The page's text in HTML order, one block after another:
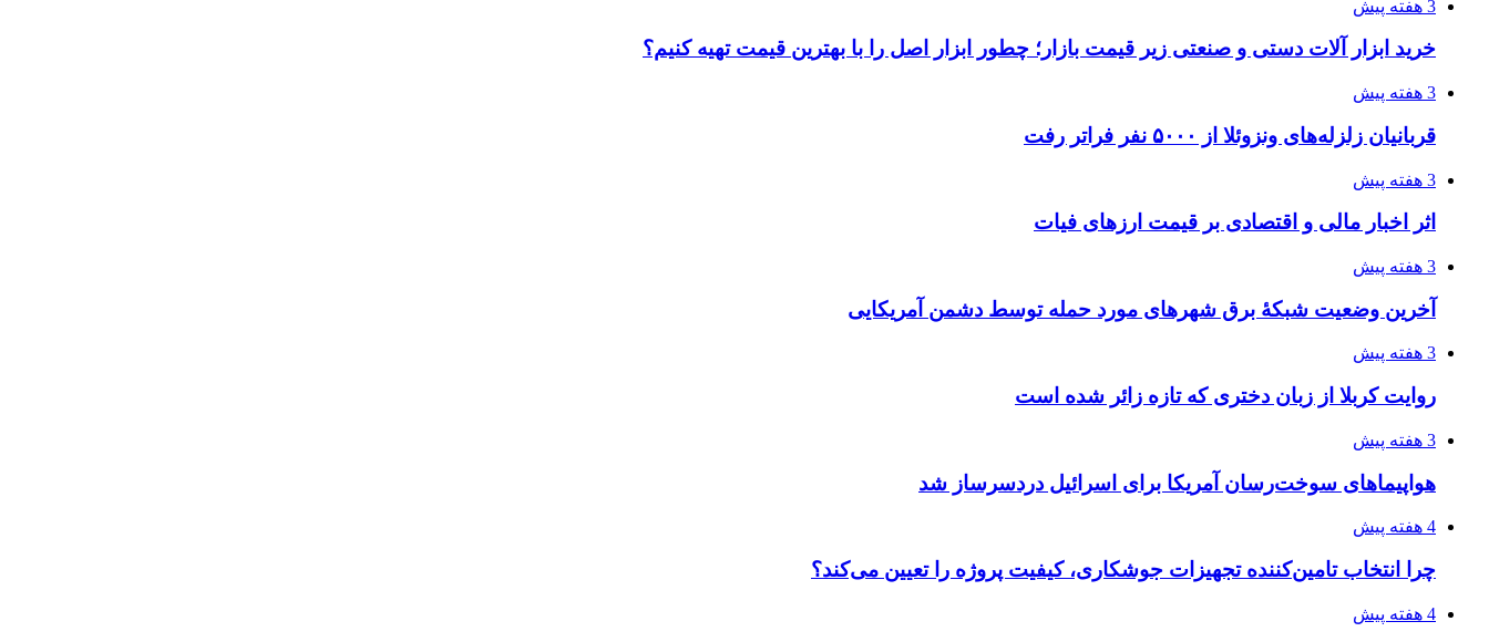
3 هفته پیش
خرید ابزار آلات دستی و صنعتی زیر قیمت بازار؛ چطور ابزار اصل را با بهترین قیمت تهیه کنیم؟
3 هفته پیش
قربانیان زلزله‌های ونزوئلا از ۵۰۰۰ نفر فراتر رفت
3 هفته پیش
اثر اخبار مالی و اقتصادی بر قیمت ارزهای فیات
3 هفته پیش
آخرین وضعیت شبکۀ برق شهرهای مورد حمله توسط دشمن آمریکایی
3 هفته پیش
روایت کربلا از زبان دختری که تازه زائر شده است
3 هفته پیش
هواپیماهای سوخت‌رسان آمریکا برای اسرائیل دردسرساز شد
4 هفته پیش
چرا انتخاب تامین‌کننده تجهیزات جوشکاری، کیفیت پروژه را تعیین می‌کند؟
4 هفته پیش